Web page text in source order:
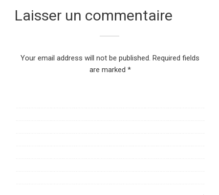
Laisser un commentaire
Your email address will not be published. Required fields
are marked *